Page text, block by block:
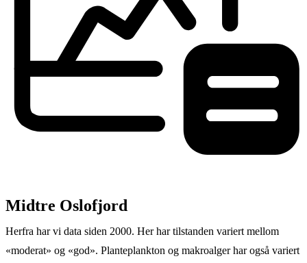
Midtre Oslofjord
Herfra har vi data siden 2000. Her har tilstanden variert mellom
«moderat» og «god». Planteplankton og makroalger har også variert